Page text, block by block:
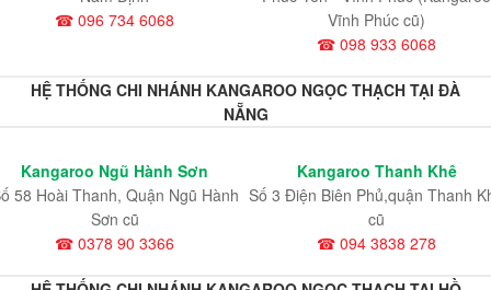
☎ 096 734 6068
Vĩnh Phúc cũ)
☎ 098 933 6068
HỆ THỐNG CHI NHÁNH KANGAROO NGỌC THẠCH TẠI ĐÀ
NẴNG
Kangaroo Ngũ Hành Sơn
58 Hoài Thanh, Quận Ngũ Hành
Sơn cũ
☎ 0378 90 3366
Kangaroo Thanh Khê
Số 3 Điện Biên Phủ,quận Thanh
cũ
☎ 094 3838 278